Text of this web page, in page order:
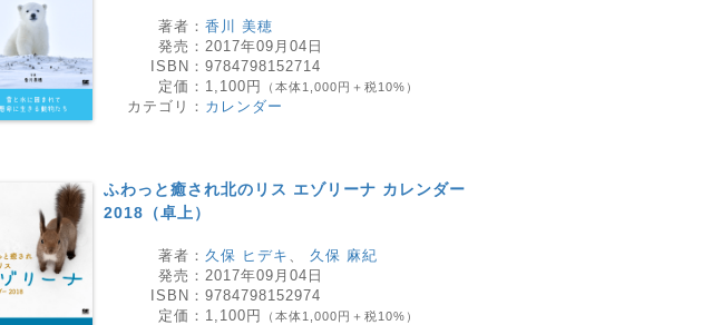
著者： 香川 美穂
発売： 2017年09月04日
ISBN： 9784798152714
定価： 1,100円 （本体1,000円＋税10%）
カテゴリ： カレンダー
ふわっと癒され北のリス エゾリーナ カレンダー
2018（卓上）
著者： 久保 ヒデキ 、 久保 麻紀
発売： 2017年09月04日
ISBN： 9784798152974
定価： 1,100円 （本体1,000円＋税10%）